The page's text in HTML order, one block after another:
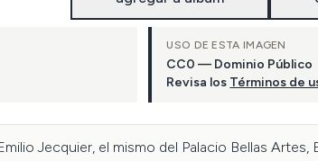
USO DE ESTA IMAGEN
CC0 — Dominio Público
Revisa los Términos de
Jecquier, el mismo del Palacio Bellas Artes,